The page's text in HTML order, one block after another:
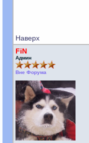
Наверх
FiN
Админ
Вне Форума